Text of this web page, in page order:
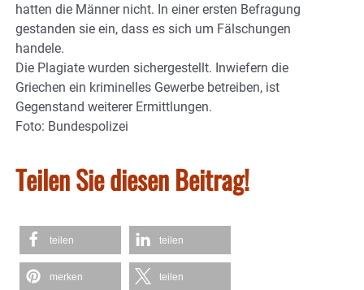
hatten die Männer nicht. In einer ersten Befragung
gestanden sie ein, dass es sich um Fälschungen
handele.
Die Plagiate wurden sichergestellt. Inwiefern die
Griechen ein kriminelles Gewerbe betreiben, ist
Gegenstand weiterer Ermittlungen.
Foto: Bundespolizei
Teilen Sie diesen Beitrag!
teilen teilen
merken teilen